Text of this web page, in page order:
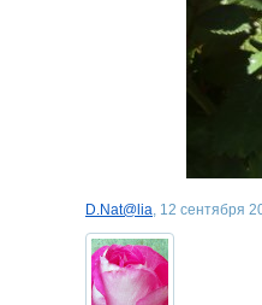
D.Nat@lia, 12 сентября